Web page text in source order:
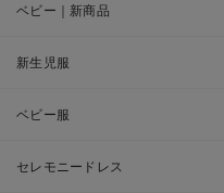
ベビー｜新商品
新生児服
ベビー服
セレモニードレス